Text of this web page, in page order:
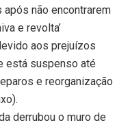
não encontrarem
e revolta’
aos prejuízos
está suspenso até
e reorganização
derrubou o muro de